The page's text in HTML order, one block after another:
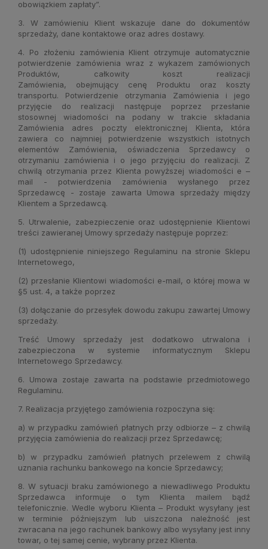
obowiązkiem zapłaty”.
3. W zamówieniu Klient wskazuje dane do dokumentów
sprzedaży, dane kontaktowe oraz adres dostawy.
4. Po złożeniu zamówienia Klient otrzymuje automatycznie
potwierdzenie zamówienia wraz z wykazem zamówionych
Produktów, całkowity koszt realizacji
Zamówienia, obejmujący cenę Produktu oraz koszty
transportu.
Potwierdzenie otrzymania Zamówienia i jego
przyjęcie do realizacji następuje poprzez przesłanie
stosownej wiadomości na podany w trakcie składania
Zamówienia adres poczty elektronicznej Klienta, która
zawiera co najmniej potwierdzenie wszystkich istotnych
elementów Zamówienia, oświadczenia Sprzedawcy o
otrzymaniu zamówienia i o jego przyjęciu do realizacji. Z
chwilą otrzymania przez Klienta powyższej wiadomości e –
mail - potwierdzenia zamówienia wysłanego przez
Sprzedawcę - zostaje zawarta Umowa sprzedaży między
Klientem a Sprzedawcą.
5. Utrwalenie, zabezpieczenie oraz udostępnienie Klientowi
treści zawieranej Umowy sprzedaży następuje poprzez:
(1) udostępnienie niniejszego Regulaminu na stronie Sklepu
Internetowego,
(2) przesłanie Klientowi wiadomości e-mail, o której mowa w
§5 ust. 4, a także poprzez
(3) dołączanie do przesyłek dowodu zakupu zawartej Umowy
sprzedaży.
Treść Umowy sprzedaży jest dodatkowo utrwalona i
zabezpieczona w systemie informatycznym Sklepu
Internetowego Sprzedawcy.
6. Umowa zostaje zawarta na podstawie przedmiotowego
Regulaminu.
7. Realizacja przyjętego zamówienia rozpoczyna się:
a) w przypadku zamówień płatnych przy odbiorze – z chwilą
przyjęcia zamówienia do realizacji przez Sprzedawcę;
b) w przypadku zamówień płatnych przelewem z chwilą
uznania rachunku bankowego na koncie Sprzedawcy;
8. W sytuacji braku zamówionego a niewadliwego Produktu
Sprzedawca informuje o tym Klienta mailem bądź
telefonicznie. Wedle wyboru Klienta – Produkt wysyłany jest
w terminie późniejszym lub uiszczona należność jest
zwracana na jego rachunek bankowy albo wysyłany jest inny
towar, o tej samej cenie, wybrany przez Klienta.